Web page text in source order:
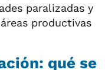
paralizadas y
productivas
qué se